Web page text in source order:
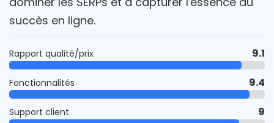
succès en ligne.
Rapport qualité/prix 9.1
Fonctionnalités 9.4
Support client 9